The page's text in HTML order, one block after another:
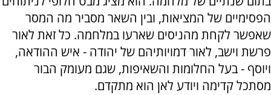
הפסימיים של המציאות, ובין השאר מסביר מה המסר
שאפשר לקחת מהניסים שארעו במלחמה. כל זאת לאור
פרשת וישב, לאור דמויותיהם של יהודה - איש ההודאה,
ויוסף - בעל החלומות והשאיפות, שגם מעומק הבור
מסתכל קדימה ויודע לאן הוא מתקדם.